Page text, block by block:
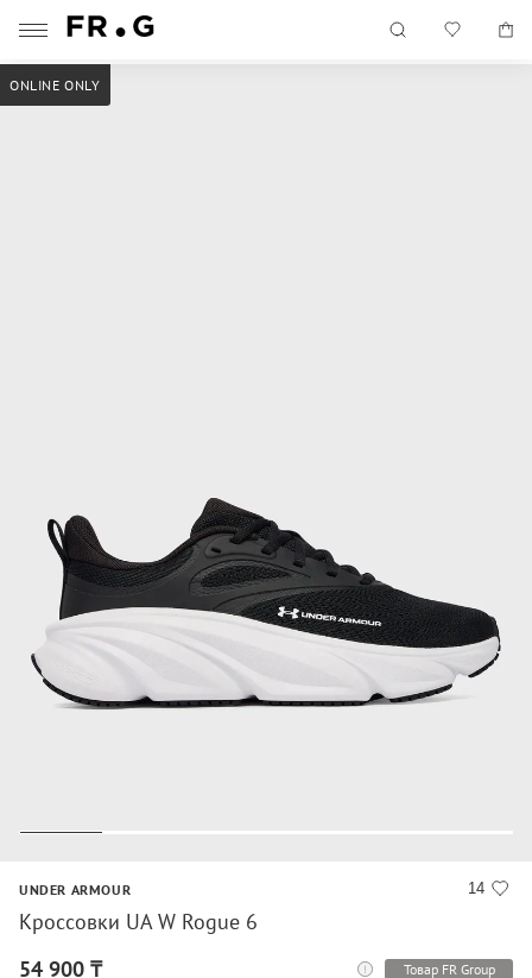
ONLINE ONLY
14
UNDER ARMOUR
Кроссовки UA W Rogue 6
54 900 ₸
Товар FR Group